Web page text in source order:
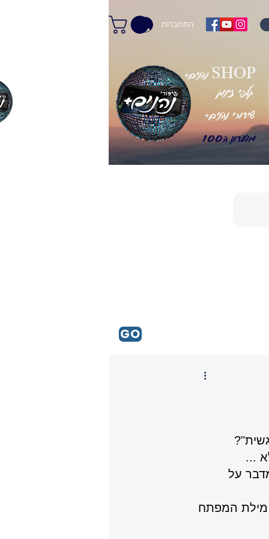
התחברות
+שידורי נהנים
מועדון ה100
+נהנים SHOP
קלפי זינוק
GO
...
על
מילת המפתח